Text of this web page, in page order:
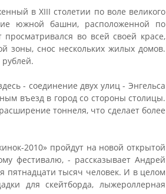
в XIII столетии по воле великого
южной башни, расположенной по
во всей своей красе,
зоны, снос нескольких жилых домов.
- соединение двух улиц - Энгельса
въезд в город со стороны столицы.
тоннеля, что сделает более
2010» пройдут на новой открытой
фестивалю, - рассказывает Андрей
пятнадцати тысяч человек. И в целом
для скейтборда, лыжероллерная